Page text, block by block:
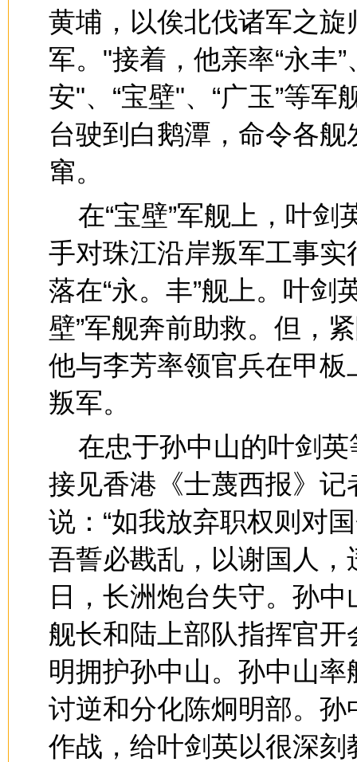
黄埔，以俟北伐诸军之
军。"接着，他亲率“永丰”
安"、“宝壁"、“广玉”等
台驶到白鹅潭，命令各
窜。
在“宝壁”军舰上，叶
手对珠江沿岸叛军工事
落在“永。丰”舰上。叶剑
壁”军舰奔前助救。但，
他与李芳率领官兵在甲
叛军。
在忠于孙中山的叶剑
接见香港《士蔑西报》
说：“如我放弃职权则对
吾誓必戡乱，以谢国人，
日，长洲炮台失守。孙
舰长和陆上部队指挥官
明拥护孙中山。孙中山
讨逆和分化陈炯明部。
作战，给叶剑英以很深